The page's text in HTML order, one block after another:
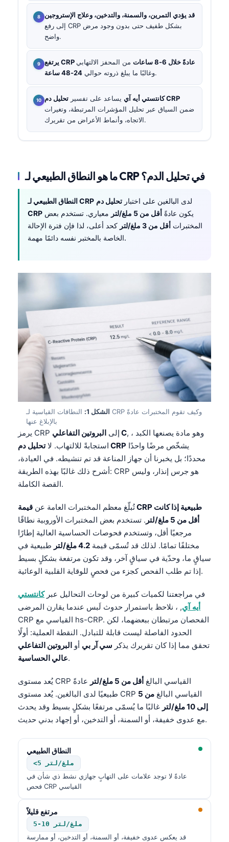
قد يؤدي التمرين، والسمنة، والتدخين، وعلاج الإستروجين
إلى رفع CRP بشكل طفيف حتى بدون وجود مرض
واضح.
يرتفع CRP عادةً خلال 6-8 ساعات
من المحفز الالتهابي
وغالبًا ما يبلغ ذروته حوالي 24-48 ساعة .
كانتستي أيه آي يساعد على تفسير
تحليل دم CRP
ضمن السياق عبر تحليل المؤشرات المرتبطة، وتغيرات
الاتجاه، وأنماط الأعراض من تقريرك.
ما هو النطاق الطبيعي لـ CRP في تحليل الدم؟
النطاق الطبيعي لـ CRP لدى البالغين على اختبار تحليل دم
CRP
يكون عادةً أقل من 5 ملغ/لتر
معياري. تستخدم بعض
المختبرات أقل من 3 ملغ/لتر
كحد أعلى، لذا فإن فترة الإحالة
الخاصة بالمختبر نفسه دائمًا مهمة.
الشكل 1:
النطاقات القياسية لـ CRP وكيف تقوم المختبرات عادةً
بالإبلاغ عنها
يرمز CRP إلى البروتين التفاعلي C, ، وهو مادة يصنعها الكبد
استجابةً للالتهاب. لا تحليل دم CRP
محددًا؛ بل يخبرنا أن جهاز المناعة قد تم تنشيطه. في العيادة،
أشرح ذلك غالبًا بهذه الطريقة: CRP هو جرس إنذار، وليس
القصة الكاملة.
تُبلّغ معظم المختبرات العامة عن قيمة CRP طبيعية إذا كانت
أقل من 5 ملغ/لتر
. تستخدم بعض المختبرات الأوروبية نطاقًا
مرجعيًا أقل، وتستخدم فحوصات الحساسية العالية إطارًا
مختلفًا تمامًا. لذلك قد تُسمّى قيمة 4.2 ملغ/لتر
طبيعية في
سياقٍ ما، وحدّية في سياقٍ آخر، وقد تكون مرتفعة بشكلٍ بسيط
إذا تم طلب الفحص كجزء من فحصٍ للوقاية القلبية الوعائية.
في مراجعتنا لكميات كبيرة من لوحات التحاليل عبركانتستي
أيه آي, ، نلاحظ باستمرار حدوث لَبس عندما يقارن المرضى
CRP القياسي مع hs-CRP. الفحصان مرتبطان ببعضهما، لكن
الحدود الفاصلة ليست قابلة للتبادل. النقطة العملية: أولًا
تحقق مما إذا كان تقريرك يذكر سي آر بي أو البروتين التفاعلي
عالي الحساسية.
يُعد مستوى CRP القياسي البالغ أقل من 5 ملغ/لتر
عادةً
طبيعيًا لدى البالغين. يُعد مستوى CRP القياسي البالغ
من 5
إلى 10 ملغ/لتر
غالبًا ما يُسمّى مرتفعًا بشكلٍ بسيط وقد يحدث
مع عدوى خفيفة، أو السمنة، أو التدخين، أو إجهاد بدني حديث.
النطاق الطبيعي
<5 ملغ/لتر
عادةً لا توجد علامات على التهابٍ جهازي نشط ذي شأن في
فحص CRP القياسي
مرتفع قليلاً
5-10 ملغ/لتر
قد يعكس عدوى خفيفة، أو السمنة، أو التدخين، أو ممارسة